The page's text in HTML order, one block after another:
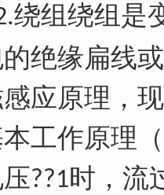
绕组绕组是
绝缘扁线
应原理，
工作原理
??1时，流